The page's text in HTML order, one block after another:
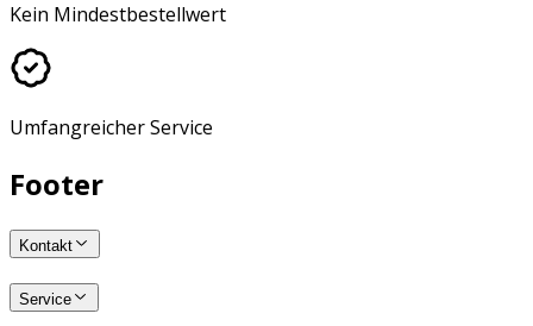
Kein Mindestbestellwert
Umfangreicher Service
Footer
Kontakt
Service